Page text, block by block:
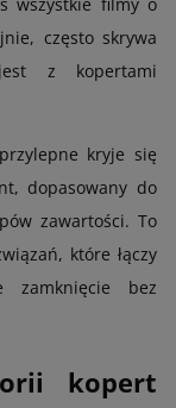
często skrywa
z kopertami
kryje się
dopasowany do
zawartości. To
które łączy
zamknięcie bez
kopert